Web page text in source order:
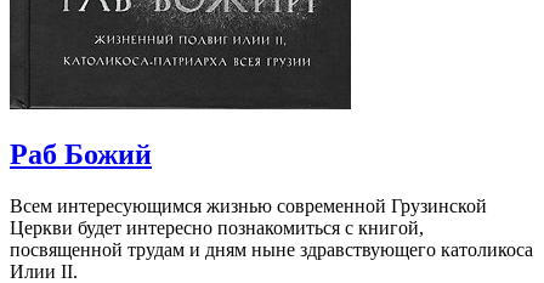
Раб Божий
Всем интересующимся жизнью современной Грузинской
Церкви будет интересно познакомиться с книгой,
посвященной трудам и дням ныне здравствующего католикоса
Илии II.